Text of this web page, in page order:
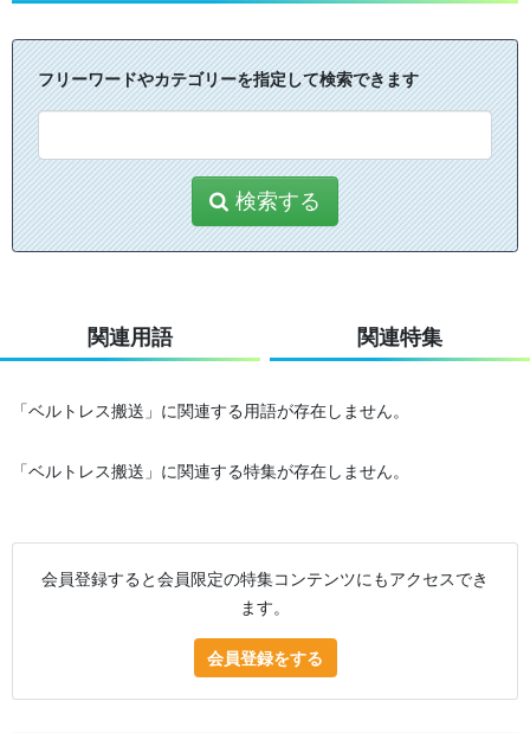
フリーワードやカテゴリーを指定して検索できます
検索する
関連用語 関連特集
「ベルトレス搬送」に関連する用語が存在しません。
「ベルトレス搬送」に関連する特集が存在しません。
会員登録すると会員限定の特集コンテンツにもアクセスでき
ます。
会員登録をする